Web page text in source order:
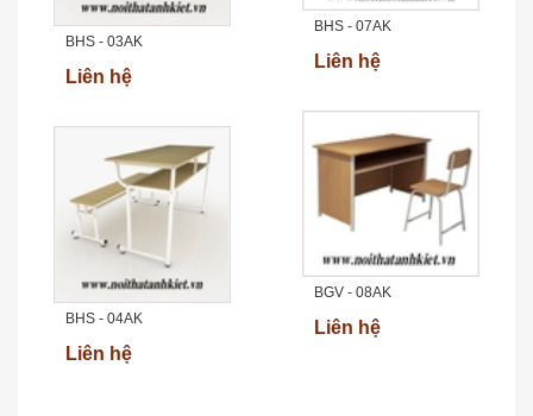
BHS - 03AK
Liên hệ
BHS - 04AK
Liên hệ
BHS - 07AK
Liên hệ
BGV - 08AK
Liên hệ